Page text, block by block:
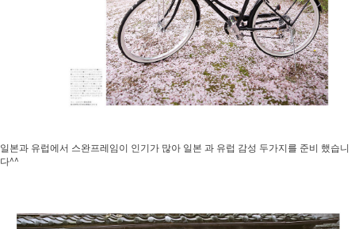
일본과 유럽에서 스완프레임이 인기가 많아 일본 과 유럽 감성 두가지를 준비 했습니
다^^